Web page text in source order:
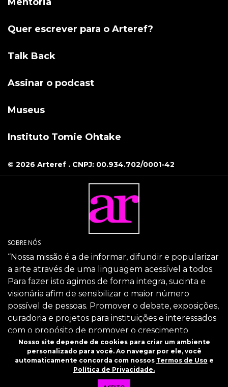
Quer escrever para o Arteref?
Talk Back
Assinar o podcast
Museus
Instituto Tomie Ohtake
© 2026 Arteref . CNPJ: 00.934.702/0001-42
SOBRE NÓS
“Nossa missão é a de informar, difundir e popularizar
a arte através de uma linguagem acessível a todos.
Para fazer isto agimos de forma integra, sucinta e
visionária afim de sensibilizar o maior número
possível de pessoas. Promover o debate, exposições,
curadoria e projetos para instituições e interessados
com o propósito de promover o crescimento
intelectual da sociedade através da arte.”
SIGA-NOS
Nosso site depende de cookies para criar um ambiente
personalizado para você. Ao navegar por ele, você
automaticamente concorda com nossos Termos de Uso e
Política de Privacidade.